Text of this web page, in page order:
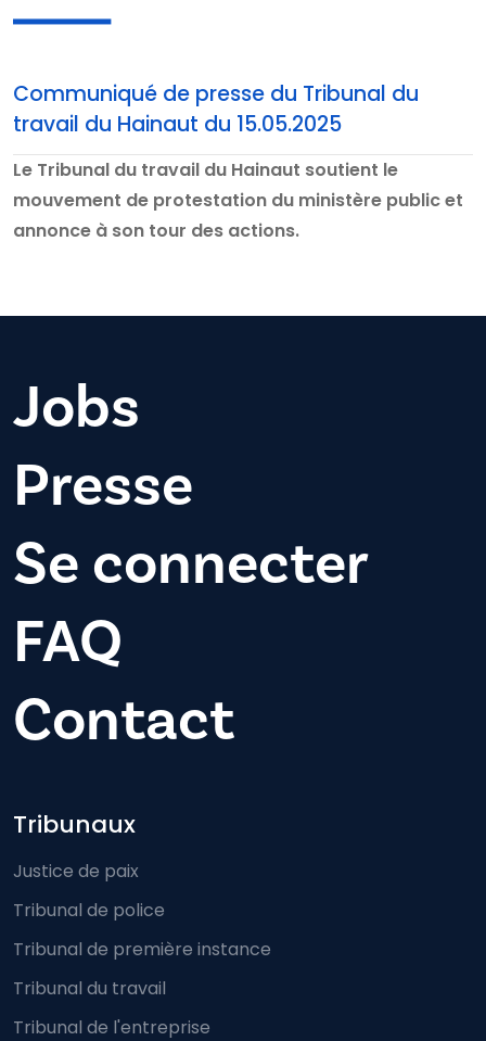
Communiqué de presse du Tribunal du
travail du Hainaut du 15.05.2025
Le Tribunal du travail du Hainaut soutient le
mouvement de protestation du ministère public et
annonce à son tour des actions.
Jobs
Presse
Se connecter
FAQ
Contact
Footer-menu
Tribunaux
Justice de paix
Tribunal de police
Tribunal de première instance
Tribunal du travail
Tribunal de l'entreprise